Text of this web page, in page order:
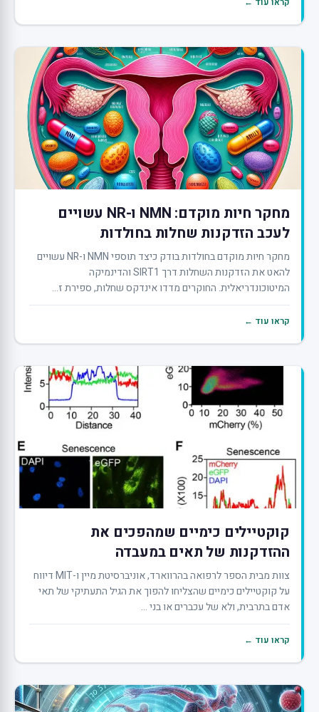
מחקר חיות מוקדם: NMN ו-NR עשויים
לעכב הזדקנות שחלות בחולדות
מחקר חיות מוקדם בחולדות בודק כיצד תוספי NMN ו-NR עשויים
להאט את הזדקנות השחלות דרך SIRT1 והדינמיקה
המיטוכונדריאלית. החוקרים מדדו אינדקס שחלות, ספירת ז...
קראו עוד ←
קוקטיילים כימיים שמהפכים את
ההזדקנות של תאים במעבדה
צוות מבית הספר לרפואה בהרווארד, אוניברסיטת מיין ו-MIT דיווח
על קוקטיילים כימיים שהצליחו להפוך את הגיל התעתיקי של תאי
אדם בתרבית, ולא של עכברים או בני ...
קראו עוד ←